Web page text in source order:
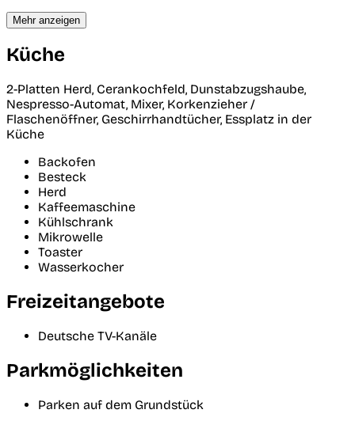
Mehr anzeigen
Küche
2-Platten Herd, Cerankochfeld, Dunstabzugshaube,
Nespresso-Automat, Mixer, Korkenzieher /
Flaschenöffner, Geschirrhandtücher, Essplatz in der
Küche
Backofen
Besteck
Herd
Kaffeemaschine
Kühlschrank
Mikrowelle
Toaster
Wasserkocher
Freizeitangebote
Deutsche TV-Kanäle
Parkmöglichkeiten
Parken auf dem Grundstück